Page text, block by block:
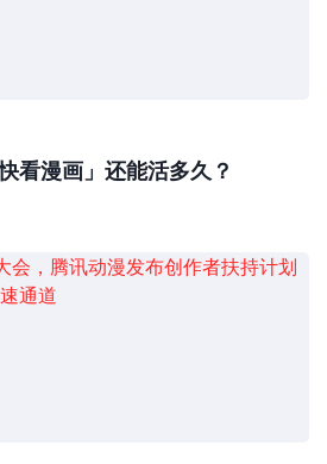
看漫画」还能活多久？